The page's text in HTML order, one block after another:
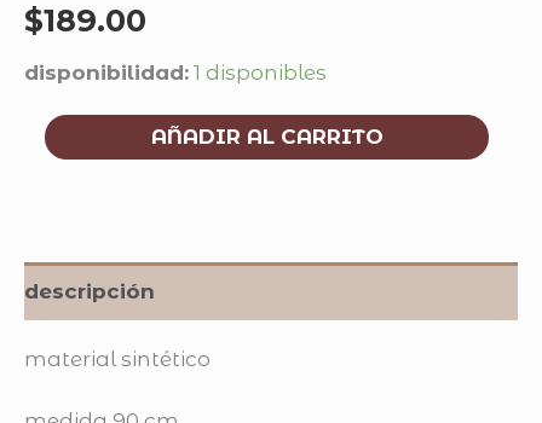
$189.00
disponibilidad: 1 disponibles
AÑADIR AL CARRITO
descripción
material sintético